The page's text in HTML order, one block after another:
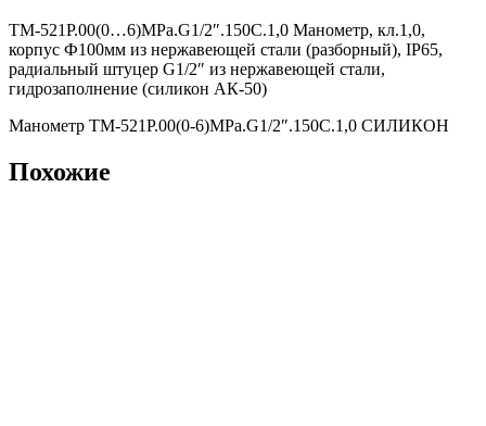
ТМ-521Р.00(0…6)MPa.G1/2″.150С.1,0 Манометр, кл.1,0,
корпус Ф100мм из нержавеющей стали (разборный), IP65,
радиальный штуцер G1/2″ из нержавеющей стали,
гидрозаполнение (силикон АК-50)
Манометр ТМ-521Р.00(0-6)MPa.G1/2″.150С.1,0 СИЛИКОН
Похожие